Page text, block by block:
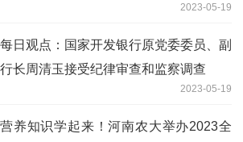
2023-05-19
每日观点：国家开发银行原党委委员、副
行长周清玉接受纪律审查和监察调查
2023-05-19
营养知识学起来！河南农大举办2023全